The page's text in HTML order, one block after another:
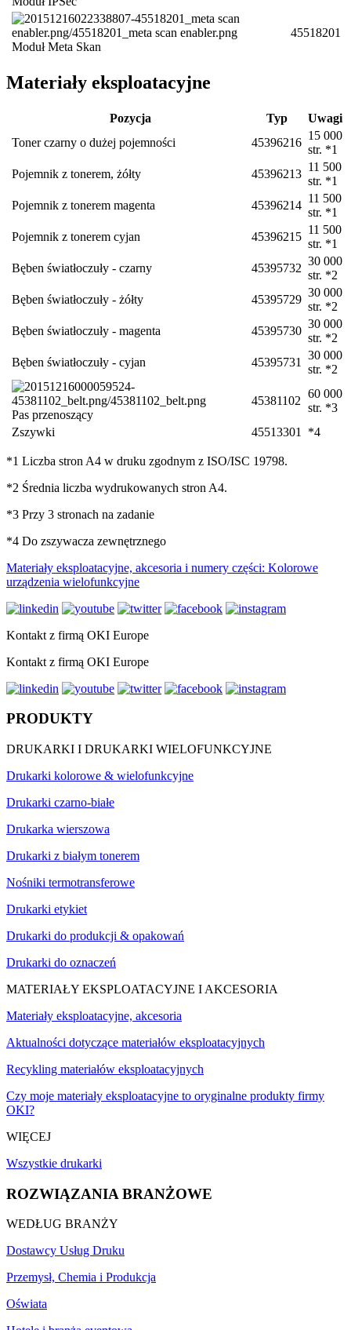
Moduł Meta Skan
45518201
Materiały eksploatacyjne
Pozycja Typ
Uwagi
Toner czarny o dużej pojemności
45396216
15 000
str. *1
Pojemnik z tonerem, żółty
45396213
11 500
str. *1
Pojemnik z tonerem magenta
45396214
11 500
str. *1
Pojemnik z tonerem cyjan
45396215
11 500
str. *1
Bęben światłoczuły - czarny
45395732
30 000
str. *2
Bęben światłoczuły - żółty
45395729
30 000
str. *2
Bęben światłoczuły - magenta
45395730
30 000
str. *2
Bęben światłoczuły - cyjan
45395731
30 000
str. *2
Pas przenoszący
45381102
60 000
str. *3
Zszywki
45513301 *4
*1 Liczba stron A4 w druku zgodnym z ISO/ISC 19798.
*2 Średnia liczba wydrukowanych stron A4.
*3 Przy 3 stronach na zadanie
*4 Do zszywacza zewnętrznego
Materiały eksploatacyjne, akcesoria i numery części: Kolorowe
urządzenia wielofunkcyjne
Kontakt z firmą OKI Europe
Kontakt z firmą OKI Europe
PRODUKTY
DRUKARKI I DRUKARKI WIELOFUNKCYJNE
Drukarki kolorowe & wielofunkcyjne
Drukarki czarno-białe
Drukarka wierszowa
Drukarki z białym tonerem
Nośniki termotransferowe
Drukarki etykiet
Drukarki do produkcji & opakowań
Drukarki do oznaczeń
MATERIAŁY EKSPLOATACYJNE I AKCESORIA
Materiały eksploatacyjne, akcesoria
Aktualności dotyczące materiałów eksploatacyjnych
Recykling materiałów eksploatacyjnych
Czy moje materiały eksploatacyjne to oryginalne produkty firmy
OKI?
WIĘCEJ
Wszystkie drukarki
ROZWIĄZANIA BRANŻOWE
WEDŁUG BRANŻY
Dostawcy Usług Druku
Przemysł, Chemia i Produkcja
Oświata